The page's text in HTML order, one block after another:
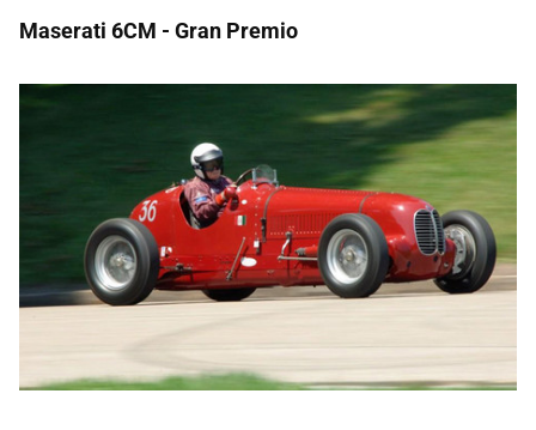
Maserati 6CM - Gran Premio